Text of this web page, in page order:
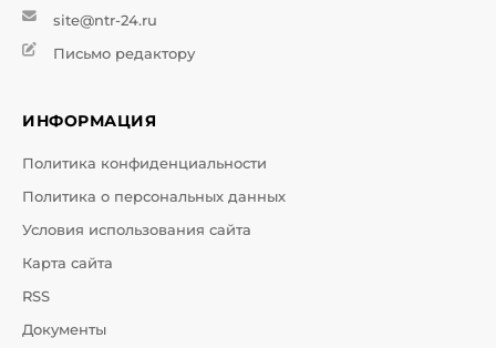
site@ntr-24.ru
Письмо редактору
ИНФОРМАЦИЯ
Политика конфиденциальности
Политика о персональных данных
Условия использования сайта
Карта сайта
RSS
Документы